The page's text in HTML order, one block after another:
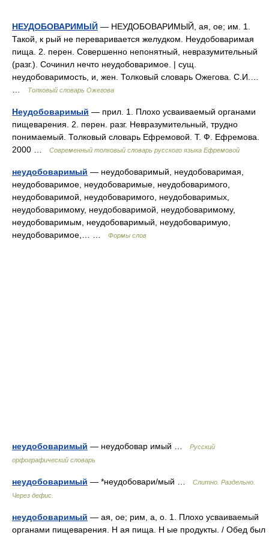
НЕУДОБОВАРИМЫЙ — НЕУДОБОВАРИМЫЙ, ая, ое; им. 1.
Такой, к рый не переваривается желудком. Неудобоваримая
пища. 2. перен. Совершенно непонятный, невразумительный
(разг.). Сочинил нечто неудобоваримое. | сущ.
неудобоваримость, и, жен. Толковый словарь Ожегова. С.И.…
Толковый словарь Ожегова
Неудобоваримый — прил. 1. Плохо усваиваемый органами
пищеварения. 2. перен. разг. Невразумительный, трудно
понимаемый. Толковый словарь Ефремовой. Т. Ф. Ефремова.
2000 …
Современный толковый словарь русского языка Ефремовой
неудобоваримый — неудобоваримый, неудобоваримая,
неудобоваримое, неудобоваримые, неудобоваримого,
неудобоваримой, неудобоваримого, неудобоваримых,
неудобоваримому, неудобоваримой, неудобоваримому,
неудобоваримым, неудобоваримый, неудобоваримую,
неудобоваримое,… …
Формы слов
неудобоваримый — неудобовар имый …
Русский
орфографический словарь
неудобоваримый — *неудобовари/мый …
Слитно. Раздельно.
Через дефис.
неудобоваримый — ая, ое; рим, а, о. 1. Плохо усваиваемый
органами пищеварения. Н ая пища. Н ые продукты. / Обед был